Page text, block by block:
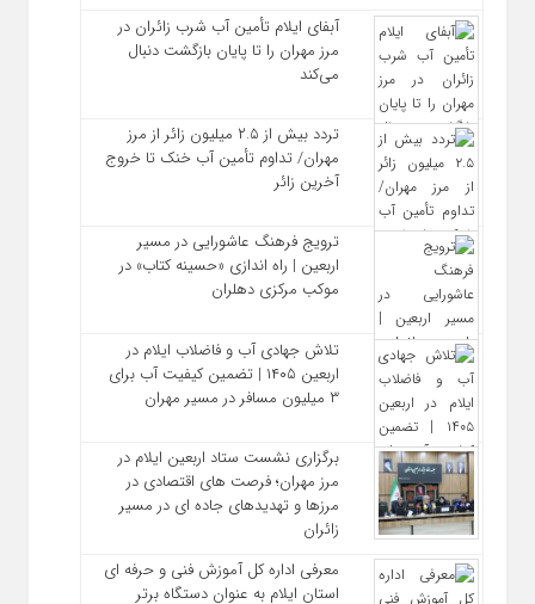
آبفای ایلام تأمین آب شرب زائران در
مرز مهران را تا پایان بازگشت دنبال
می‌کند
تردد بیش از ۲.۵ میلیون زائر از مرز
مهران/ تداوم تأمین آب خنک تا خروج
آخرین زائر
ترویج فرهنگ عاشورایی در مسیر
اربعین | راه‌ اندازی «حسینه کتاب» در
موکب مرکزی دهلران
تلاش جهادی آب و فاضلاب ایلام در
اربعین ۱۴۰۵ | تضمین کیفیت آب برای
۳ میلیون مسافر در مسیر مهران
برگزاری نشست ستاد اربعین ایلام در
مرز مهران؛ فرصت‌ های اقتصادی در
مرزها و تهدیدهای جاده‌ ای در مسیر
زائران
معرفی اداره کل آموزش فنی و حرفه‌ ای
استان ایلام به‌ عنوان دستگاه برتر